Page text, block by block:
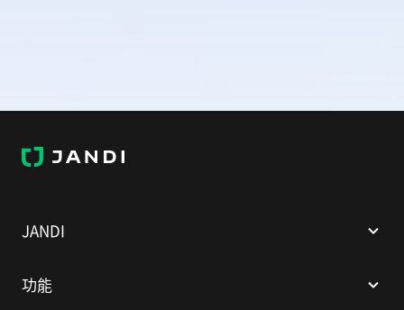
J
A
JANDI
功能